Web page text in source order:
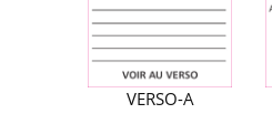
VERSO-A